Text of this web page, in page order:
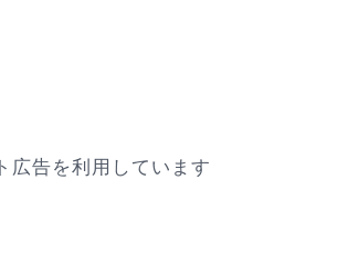
告を利用しています